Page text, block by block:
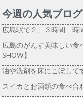
今週の人気ブログ
広島駅で２、３時間 時
広島のがんす美味しい食
SHOW】
油や洗剤を床にこぼして
スイカとお酒類の食べ合